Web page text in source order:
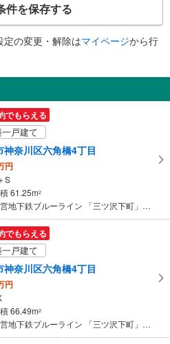
件を保存する
の変更・解除はマイページから行
でもらえる
戸建て
神奈川区六角橋4丁目
円
S
61.25m2
横浜市営地下鉄ブルーライン 「三ツ沢下町」駅 徒歩17分
でもらえる
戸建て
神奈川区六角橋4丁目
円
66.49m2
横浜市営地下鉄ブルーライン 「三ツ沢下町」駅 徒歩17分